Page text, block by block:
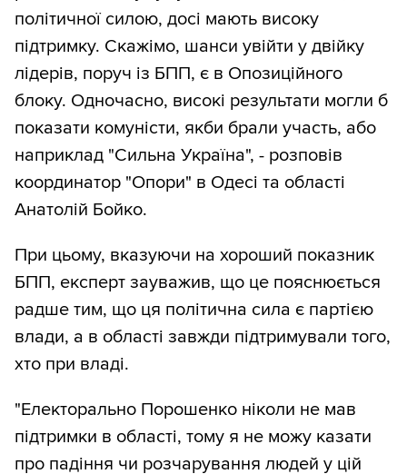
політичної силою, досі мають високу
підтримку. Скажімо, шанси увійти у двійку
лідерів, поруч із БПП, є в Опозиційного
блоку. Одночасно, високі результати могли б
показати комуністи, якби брали участь, або
наприклад "Сильна Україна", - розповів
координатор "Опори" в Одесі та області
Анатолій Бойко.
При цьому, вказуючи на хороший показник
БПП, експерт зауважив, що це пояснюється
радше тим, що ця політична сила є партією
влади, а в області завжди підтримували того,
хто при владі.
"Електорально Порошенко ніколи не мав
підтримки в області, тому я не можу казати
про падіння чи розчарування людей у цій